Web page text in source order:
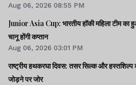
Aug 06, 2026 08:55 PM
Junior Asia Cup: भारतीय हॉकी महिला टीम का
चानू होंगी कप्तान
Aug 06, 2026 03:01 PM
राष्ट्रीय हथकरघा दिवस: तसर सिल्क और हस्तशिल्प
जोड़ने पर जोर